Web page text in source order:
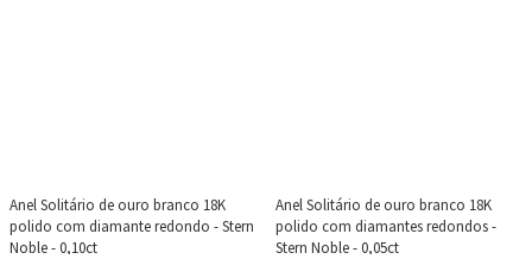
Anel Solitário de ouro branco 18K
polido com diamante redondo - Stern
Noble - 0,10ct
Anel Solitário de ouro branco 18K
polido com diamantes redondos -
Stern Noble - 0,05ct